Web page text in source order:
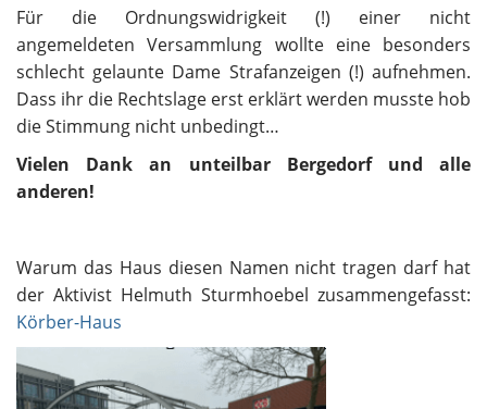
Für die Ordnungswidrigkeit (!) einer nicht
angemeldeten Versammlung wollte eine besonders
schlecht gelaunte Dame Strafanzeigen (!) aufnehmen.
Dass ihr die Rechtslage erst erklärt werden musste hob
die Stimmung nicht unbedingt…
Vielen Dank an unteilbar Bergedorf und alle
anderen!
Warum das Haus diesen Namen nicht tragen darf hat
der Aktivist Helmuth Sturmhoebel zusammengefasst:
Körber-Haus